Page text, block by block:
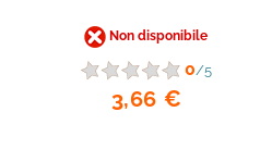
Non disponibile
0/5
3,66 €